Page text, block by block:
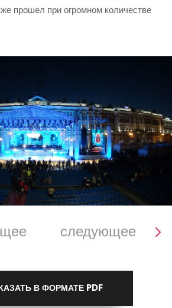
прошел при огромном количестве
следующее
В ФОРМАТЕ PDF